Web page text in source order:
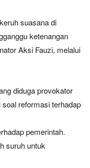
suasana di
ketenangan
Aksi Fauzi, melalui
diduga provokator
reformasi terhadap
pemerintah.
suruh untuk